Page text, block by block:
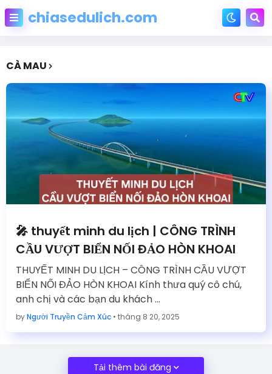
chiasedulich.com
CÀ MAU
🎤 thuyết minh du lịch | CÔNG TRÌNH
CẦU VƯỢT BIỂN NỐI ĐẢO HÒN KHOAI
THUYẾT MINH DU LỊCH – CÔNG TRÌNH CẦU VƯỢT
BIỂN NỐI ĐẢO HÒN KHOAI Kính thưa quý cô chú,
anh chị và các bạn du khách …
byNgười Truyền Cảm Xúc • tháng 8 20, 2025
Tải thêm bài đăng